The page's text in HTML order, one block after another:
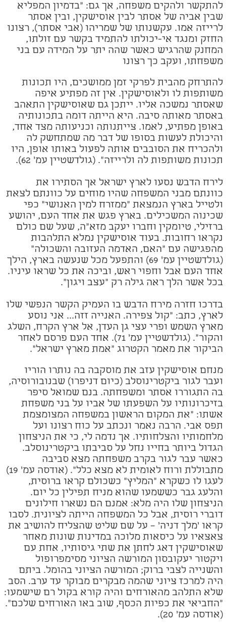
להתקשר ולהקים משפחה, אך גם: "בדמיון המפליא
שבין אביה של אסתר לבין אוסישקין, ובין אסתר
לרייזה אמו. עקשנותו של שמריהו (אבי אסתר), רצונו
החזק ומנגד אי-יכולתו להתמיד בקשר עם זולתו,
המחנק שהרגיש כאשר שהה יתר על המידה עם בני
משפחתו, ועקב כך רצונו
להתרחק מהבית לפרקי זמן ממושכים, היו תכונות
משותפות לו ולאוסישקין. אין זה מפתיע איפה
שאסתר נמשכה אליו. ייתכן גם שאוסישקין התאהב
באסתר מאותה סיבה. היא הייתה דומה בתכונותיה
באופן מפתיע, לאמו. צייתנותה וכניעותה מצד אחד,
והיכולת לעשות בסופו של דבר מה שמתחשק לה
ולהכריח את הסובבים אותה לפעול באותו אופן, היו
תכונות משותפות לה ולרייזה". (גולדשטיין עמ' 62).
לירח הדבש נסעו לארץ ישראל אך הסתירו את
כוונתם מבני המשפחה שהיו מוחים על כוונתם לצאת
ולטייל בארץ הנמצאת "ממזרח למין האנושי" כפי
שכינוה המשכילים. בארץ פגש את אחד העם, יהושע
ברזילי, טיומקין וחברו יעקב מזא"ה, שעל שם כולם
נקראו רחובות. בעוד אוסישקין נמלא התלהבות
מהפגישה עם "האם, האדמה העזובה והשכולה"
(גולדשטיין עמ' 69) והתפעל מכל שנעשה בארץ, הילך
אחד העם אבל וחפוי ראש, וביכה את כל שראו עיניו.
בכל אשר הלך ראה גילה רק "עצב ויגון".
בדרכו חזרה מירח הדבש בו העמיק הקשר הנפשי שלו
לארץ, כתב: "קול צפירה. האנייה זזה... אני נוסע
מארץ השמש ופרי עצי גן העדן, אל ארץ הקרח, השלג
והקור". (גולדשטיין עמ' 71). אחד העם פרסם לאחר
הביקור את מאמר הקטרוג "אמת מארץ ישראל".
מנחם אוסישקין עזב את מוסקבה בה נותרו הוריו
ועבר לגור ביקטרינוסלב (כיום דניפרו) שבנובורוסיה,
בה התגוררו אסתר ומשפחתה. בנם שמואל סיפר
בזיכרונותיו על השפעתו של אביו על בני משפחת
אשתו: "את המקום הראשון במשפחה המצומצמת
תפס אבי. הרבה נאמר ונכתב על כוח רצונו ועל
מלחמותיו והצלחותיו. אך נדמה לי, כי את הניצחון
הגדול ביותר בחייו נחל על סביבתו ביקטרינוסלב.
כאשר עבר לגור בקרב משפחתה מצא סביבה
מתבוללת ורוח לאומית לא מצא כלל". (אודסה עמ' 19)
לעגו לו כשקרא "המליץ" כשכולם קראו ברוסית,
והלעג גבר כששמעו שהוא מניח תפילין כל יום.
הניצחון שלו היה מלא: אמנם הם נשארו חילונים
דוברי רוסית, אבל כל המשפחה הייתה לציונית. לסבו
קראו 'מלך דניה' – על שם שליט שהצליח להושיב את
צאצאיו על כיסאות מלוכה במדינות שונות מאחר
שאוסישקין דאג לחתן את שתי גיסותיו, אחת עם
ויקטור יעקובסון המורשה הציוני מסימפרופול
והשנייה לצבי ברוק; המורשה הציוני בהומל. ביתם
היה למרכז ציוני שהמה מבקרים מבוקר עד ערב. הסב
שלא התלהב מהאורחים והיה קורא בקול רם שישמעו:
"החביאי את כפיות הכסף, שוב באו האורחים שלכם".
(אודסה עמ' 20).